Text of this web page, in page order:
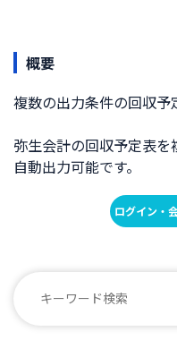
概要
複数の出力条件の回収予
弥生会計の回収予定表
自動出力可能です。
ログイン・